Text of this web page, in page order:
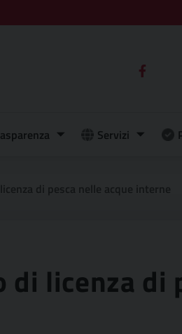
Servizi
licenza di